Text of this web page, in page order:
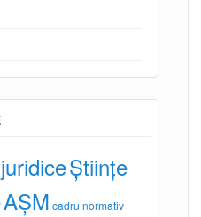
Științe
AȘM cadru normativ